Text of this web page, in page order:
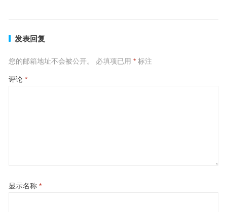
发表回复
您的邮箱地址不会被公开。 必填项已用 *标注
评论 *
显示名称 *